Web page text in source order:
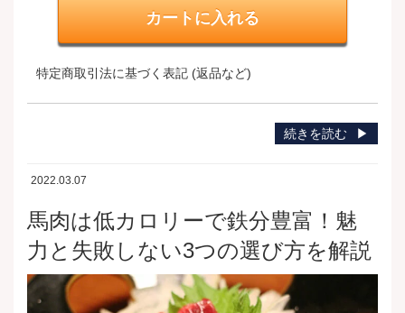
特定商取引法に基づく表記 (返品など)
続きを読む
2022.03.07
馬肉は低カロリーで鉄分豊富！魅
力と失敗しない3つの選び方を解説